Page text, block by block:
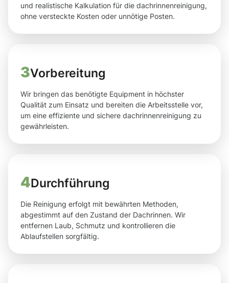
und realistische Kalkulation für die dachrinnenreinigung,
ohne versteckte Kosten oder unnötige Posten.
3Vorbereitung
Wir bringen das benötigte Equipment in höchster
Qualität zum Einsatz und bereiten die Arbeitsstelle vor,
um eine effiziente und sichere dachrinnenreinigung zu
gewährleisten.
4Durchführung
Die Reinigung erfolgt mit bewährten Methoden,
abgestimmt auf den Zustand der Dachrinnen. Wir
entfernen Laub, Schmutz und kontrollieren die
Ablaufstellen sorgfältig.